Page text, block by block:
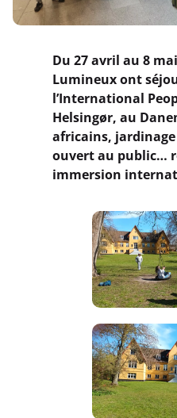
Du 27 avril au 8
Lumineux ont
l’International
Helsingør, au
africains,
ouvert au public…
immersion